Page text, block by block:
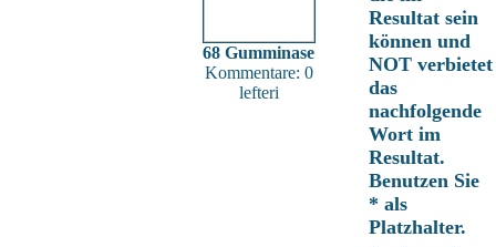
68 Gumminase
Kommentare: 0
lefteri
Resultat sein
können und
NOT verbietet
das
nachfolgende
Wort im
Resultat.
Benutzen Sie
* als
Platzhalter.